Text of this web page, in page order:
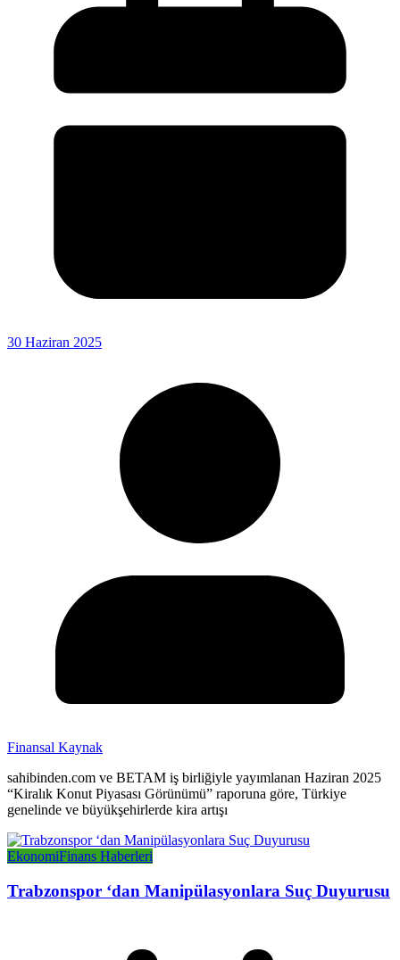
30 Haziran 2025
Finansal Kaynak
sahibinden.com ve BETAM iş birliğiyle yayımlanan Haziran 2025
“Kiralık Konut Piyasası Görünümü” raporuna göre, Türkiye
genelinde ve büyükşehirlerde kira artışı
EkonomiFinans Haberleri
Trabzonspor ‘dan Manipülasyonlara Suç Duyurusu